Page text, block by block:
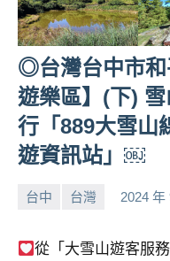
象。
★
◎台灣台中市和
遊樂區】(下)
行「889大雪山
遊資訊站」￼
台中 台灣 2024 年
小
No
從「大雪山遊客服